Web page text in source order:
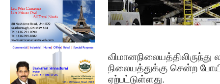
நிலையத்துக்கு சென்ற
ஏற்பட்டுள்ளது.